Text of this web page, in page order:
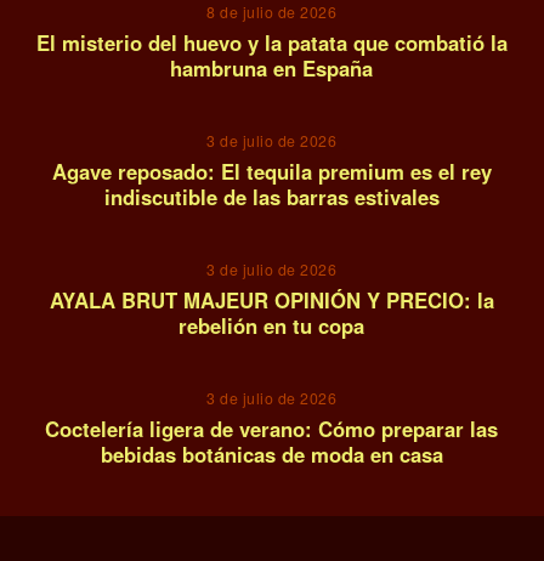
8 de julio de 2026
El misterio del huevo y la patata que combatió la
hambruna en España
3 de julio de 2026
Agave reposado: El tequila premium es el rey
indiscutible de las barras estivales
3 de julio de 2026
AYALA BRUT MAJEUR OPINIÓN Y PRECIO: la
rebelión en tu copa
3 de julio de 2026
Coctelería ligera de verano: Cómo preparar las
bebidas botánicas de moda en casa